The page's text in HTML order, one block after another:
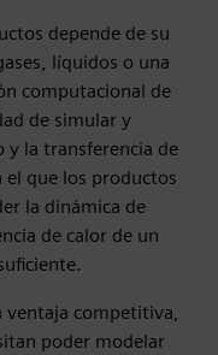
depende de su
líquidos o una
computacional de
de simular y
la transferencia de
el que los productos
la dinámica de
de calor de un
ventaja competitiva,
poder modelar